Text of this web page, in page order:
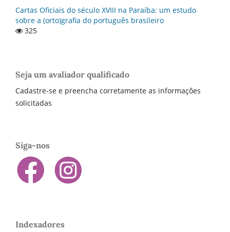
Cartas Oficiais do século XVIII na Paraí­ba: um estudo
sobre a (orto)grafia do português brasileiro
325
Seja um avaliador qualificado
Cadastre-se e preencha corretamente as informações
solicitadas
Siga-nos
Indexadores